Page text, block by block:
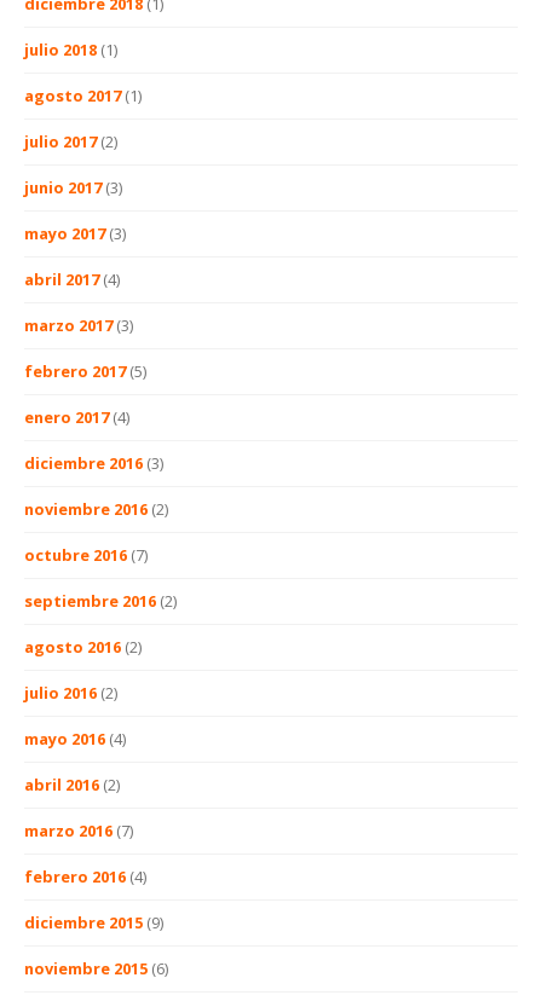
julio 2018 (1)
agosto 2017(1)
julio 2017(2)
junio 2017(3)
mayo 2017(3)
abril 2017(4)
marzo 2017(3)
febrero 2017(5)
enero 2017(4)
diciembre 2016 (3)
noviembre 2016 (2)
octubre 2016 (7)
septiembre 2016 (2)
agosto 2016 (2)
julio 2016 (2)
mayo 2016 (4)
abril 2016 (2)
marzo 2016 (7)
febrero 2016 (4)
diciembre 2015 (9)
noviembre 2015 (6)